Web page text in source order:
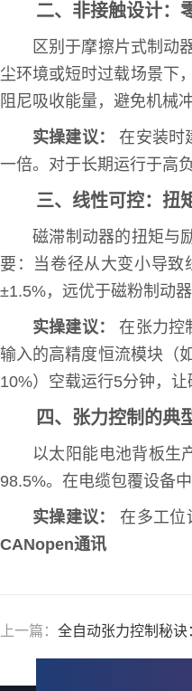
二、非接触设计：
区别于摩擦片式制动
尘环境或短时过载场景下
阻尼吸收能量，避免机械
实操建议：
在安装时
一倍。对于长期运行于高
三、线性可控：扭
磁滞制动器的扭矩与
要：当卷径从大变小导
±1.5%，远优于磁粉制动
实操建议：
在张力控
输入的高精度恒流模块（
10%）空载运行5分钟，
四、张力控制的典
以太阳能电池背板生
98.5%。在电缆包覆设备
实操建议：
在多工位
CANopen通讯
上一篇： 全自动张力控制秘